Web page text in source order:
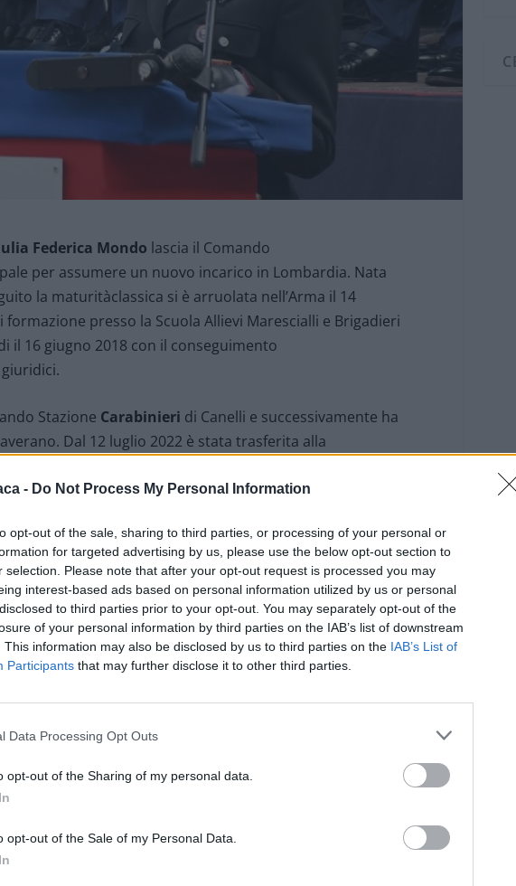
- Do Not Process My Personal Information
opt-out of the sale, sharing to third parties, or processing of your personal or
for targeted advertising by us, please use the below opt-out section to
selection. Please note that after your opt-out request is processed you may
interest-based ads based on personal information utilized by us or personal
to third parties prior to your opt-out. You may separately opt-out of the
of your personal information by third parties on the IAB’s list of downstream
This information may also be disclosed by us to third parties on the IAB’s List of
Participants that may further disclose it to other third parties.
Data Processing Opt Outs
opt-out of the Sharing of my personal data.
opt-out of the Sale of my Personal Data.
Federica Mondo lascia il Comando
per assumere un nuovo incarico in Lombardia. Nata
la maturitàclassica si è arruolata nell’Arma il 14
presso la Scuola Allievi Marescialli e Brigadieri
il 16 giugno 2018 con il conseguimento
Stazione Carabinieri di Canelli e successivamente ha
Dal 12 luglio 2022 è stata trasferita alla
2025, mantenendo poi il ruolo di vice
ha proseguito gli studi accademici, conseguendo nel
e unmasterdi primo livello in Criminologia e studi
Nucleo informativodel Reparto Operativo